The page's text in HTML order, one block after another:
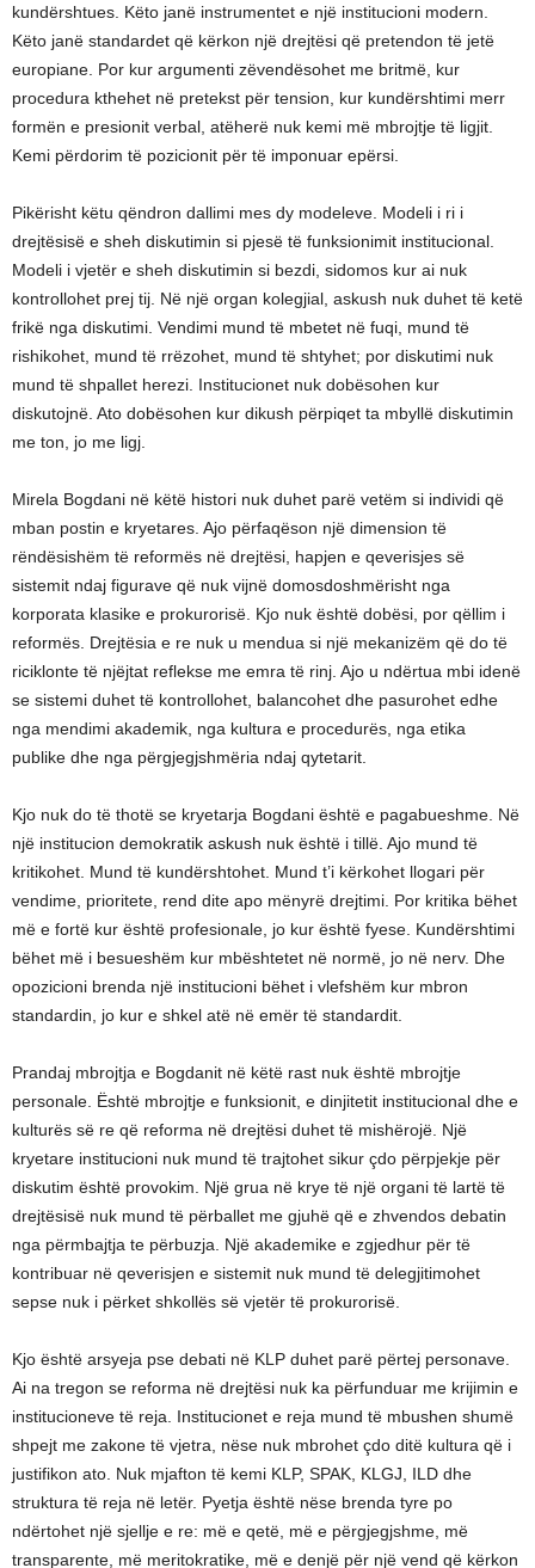
kundërshtues. Këto janë instrumentet e një institucioni modern.
Këto janë standardet që kërkon një drejtësi që pretendon të jetë
europiane. Por kur argumenti zëvendësohet me britmë, kur
procedura kthehet në pretekst për tension, kur kundërshtimi merr
formën e presionit verbal, atëherë nuk kemi më mbrojtje të ligjit.
Kemi përdorim të pozicionit për të imponuar epërsi.
Pikërisht këtu qëndron dallimi mes dy modeleve. Modeli i ri i
drejtësisë e sheh diskutimin si pjesë të funksionimit institucional.
Modeli i vjetër e sheh diskutimin si bezdi, sidomos kur ai nuk
kontrollohet prej tij. Në një organ kolegjial, askush nuk duhet të ketë
frikë nga diskutimi. Vendimi mund të mbetet në fuqi, mund të
rishikohet, mund të rrëzohet, mund të shtyhet; por diskutimi nuk
mund të shpallet herezi. Institucionet nuk dobësohen kur
diskutojnë. Ato dobësohen kur dikush përpiqet ta mbyllë diskutimin
me ton, jo me ligj.
Mirela Bogdani në këtë histori nuk duhet parë vetëm si individi që
mban postin e kryetares. Ajo përfaqëson një dimension të
rëndësishëm të reformës në drejtësi, hapjen e qeverisjes së
sistemit ndaj figurave që nuk vijnë domosdoshmërisht nga
korporata klasike e prokurorisë. Kjo nuk është dobësi, por qëllim i
reformës. Drejtësia e re nuk u mendua si një mekanizëm që do të
riciklonte të njëjtat reflekse me emra të rinj. Ajo u ndërtua mbi idenë
se sistemi duhet të kontrollohet, balancohet dhe pasurohet edhe
nga mendimi akademik, nga kultura e procedurës, nga etika
publike dhe nga përgjegjshmëria ndaj qytetarit.
Kjo nuk do të thotë se kryetarja Bogdani është e pagabueshme. Në
një institucion demokratik askush nuk është i tillë. Ajo mund të
kritikohet. Mund të kundërshtohet. Mund t’i kërkohet llogari për
vendime, prioritete, rend dite apo mënyrë drejtimi. Por kritika bëhet
më e fortë kur është profesionale, jo kur është fyese. Kundërshtimi
bëhet më i besueshëm kur mbështetet në normë, jo në nerv. Dhe
opozicioni brenda një institucioni bëhet i vlefshëm kur mbron
standardin, jo kur e shkel atë në emër të standardit.
Prandaj mbrojtja e Bogdanit në këtë rast nuk është mbrojtje
personale. Është mbrojtje e funksionit, e dinjitetit institucional dhe e
kulturës së re që reforma në drejtësi duhet të mishërojë. Një
kryetare institucioni nuk mund të trajtohet sikur çdo përpjekje për
diskutim është provokim. Një grua në krye të një organi të lartë të
drejtësisë nuk mund të përballet me gjuhë që e zhvendos debatin
nga përmbajtja te përbuzja. Një akademike e zgjedhur për të
kontribuar në qeverisjen e sistemit nuk mund të delegjitimohet
sepse nuk i përket shkollës së vjetër të prokurorisë.
Kjo është arsyeja pse debati në KLP duhet parë përtej personave.
Ai na tregon se reforma në drejtësi nuk ka përfunduar me krijimin e
institucioneve të reja. Institucionet e reja mund të mbushen shumë
shpejt me zakone të vjetra, nëse nuk mbrohet çdo ditë kultura që i
justifikon ato. Nuk mjafton të kemi KLP, SPAK, KLGJ, ILD dhe
struktura të reja në letër. Pyetja është nëse brenda tyre po
ndërtohet një sjellje e re: më e qetë, më e përgjegjshme, më
transparente, më meritokratike, më e denjë për një vend që kërkon